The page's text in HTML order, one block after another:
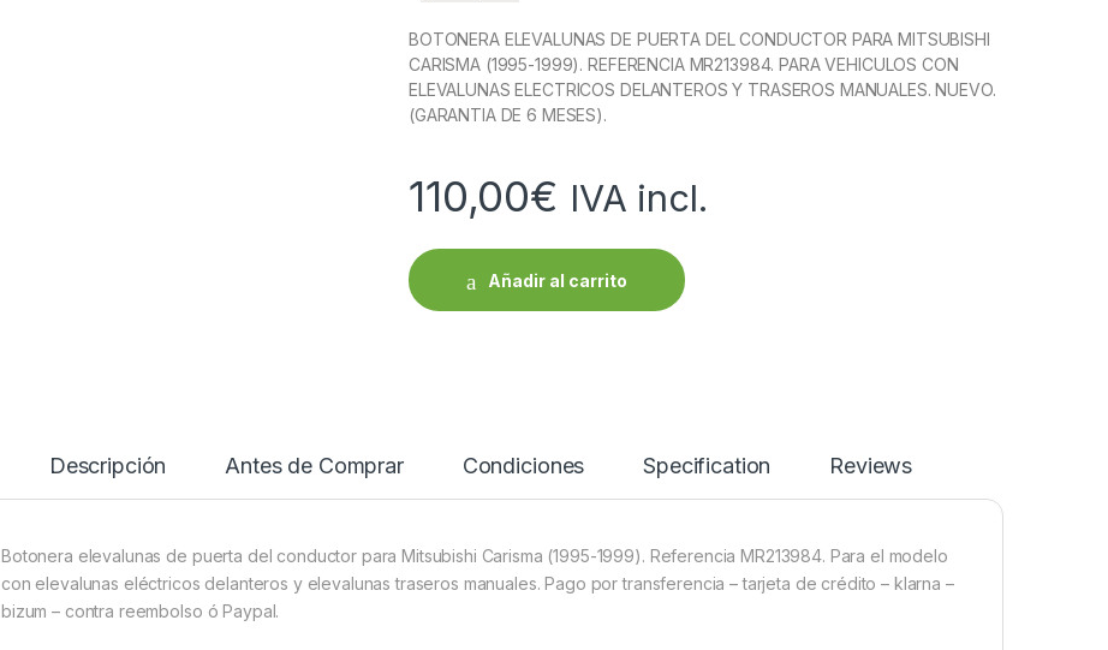
BOTONERA ELEVALUNAS DE PUERTA DEL CONDUCTOR PARA MITSUBISHI
CARISMA (1995-1999). REFERENCIA MR213984. PARA VEHICULOS CON
ELEVALUNAS ELECTRICOS DELANTEROS Y TRASEROS MANUALES. NUEVO.
(GARANTIA DE 6 MESES).
110,00€ IVA incl.
Añadir al carrito
Descripción Antes de Comprar Condiciones Specification Reviews
Botonera elevalunas de puerta del conductor para Mitsubishi Carisma (1995-1999). Referencia MR213984. Para el modelo
con elevalunas eléctricos delanteros y elevalunas traseros manuales. Pago por transferencia – tarjeta de crédito – klarna –
bizum – contra reembolso ó Paypal.